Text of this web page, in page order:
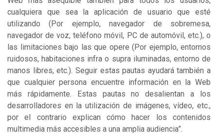
cualquiera que sea la aplicación de usuario que esté
utilizando (Por ejemplo, navegador de sobremesa,
navegador de voz, teléfono móvil, PC de automóvil, etc.), o
las limitaciones bajo las que opere (Por ejemplo, entornos
ruidosos, habitaciones infra o supra iluminadas, entorno de
manos libres, etc.). Seguir estas pautas ayudará también a
que cualquier persona encuentre información en la Web
más rápidamente. Estas pautas no desalientan a los
desarrolladores en la utilización de imágenes, vídeo, etc.,
por el contrario explican cómo hacer los contenidos
multimedia más accesibles a una amplia audiencia”.